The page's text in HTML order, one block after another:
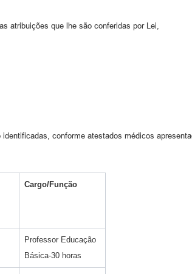
atribuições que lhe são conferidas por Lei,
conforme atestados médicos
Cargo/Função
Professor Educação
Básica-30 horas